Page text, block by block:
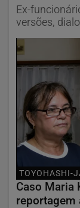
Ex-
versões,
TOYOHASHI-
Caso Maria
reportagem